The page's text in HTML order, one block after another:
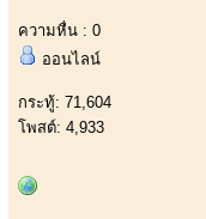
ความหื่น : 0
ออนไลน์
กระทู้: 71,604
โพสต์: 4,933